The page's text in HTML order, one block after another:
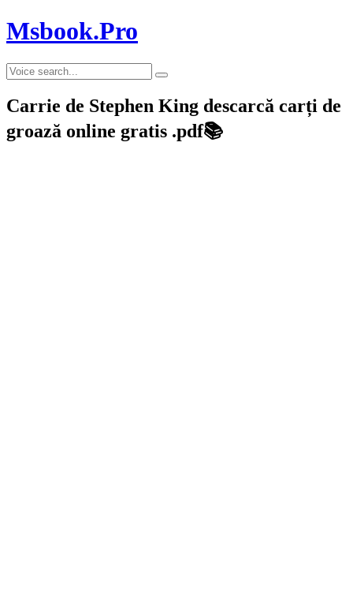
Msbook.Pro
Carrie de Stephen King descarcă carți de
groază online gratis .pdf📚